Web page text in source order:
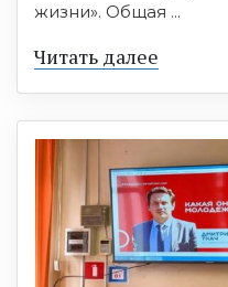
жизни». Общая ...
Читать далее